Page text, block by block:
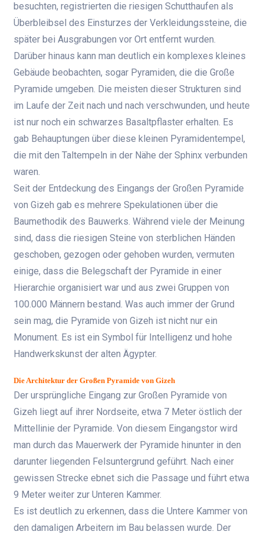
besuchten, registrierten die riesigen Schutthaufen als
Überbleibsel des Einsturzes der Verkleidungssteine, die
später bei Ausgrabungen vor Ort entfernt wurden.
Darüber hinaus kann man deutlich ein komplexes kleines
Gebäude beobachten, sogar Pyramiden, die die Große
Pyramide umgeben. Die meisten dieser Strukturen sind
im Laufe der Zeit nach und nach verschwunden, und heute
ist nur noch ein schwarzes Basaltpflaster erhalten. Es
gab Behauptungen über diese kleinen Pyramidentempel,
die mit den Taltempeln in der Nähe der Sphinx verbunden
waren.
Seit der Entdeckung des Eingangs der Großen Pyramide
von Gizeh gab es mehrere Spekulationen über die
Baumethodik des Bauwerks. Während viele der Meinung
sind, dass die riesigen Steine ​​von sterblichen Händen
geschoben, gezogen oder gehoben wurden, vermuten
einige, dass die Belegschaft der Pyramide in einer
Hierarchie organisiert war und aus zwei Gruppen von
100.000 Männern bestand. Was auch immer der Grund
sein mag, die Pyramide von Gizeh ist nicht nur ein
Monument. Es ist ein Symbol für Intelligenz und hohe
Handwerkskunst der alten Ägypter.
Die Architektur der Großen Pyramide von Gizeh
Der ursprüngliche Eingang zur Großen Pyramide von
Gizeh liegt auf ihrer Nordseite, etwa 7 Meter östlich der
Mittellinie der Pyramide. Von diesem Eingangstor wird
man durch das Mauerwerk der Pyramide hinunter in den
darunter liegenden Felsuntergrund geführt. Nach einer
gewissen Strecke ebnet sich die Passage und führt etwa
9 Meter weiter zur Unteren Kammer.
Es ist deutlich zu erkennen, dass die Untere Kammer von
den damaligen Arbeitern im Bau belassen wurde. Der